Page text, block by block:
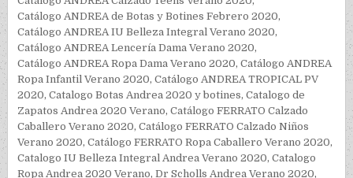
Catálogo ANDREA de Botas y Botines Febrero 2020,
Catálogo ANDREA IU Belleza Integral Verano 2020,
Catálogo ANDREA Lencería Dama Verano 2020,
Catálogo ANDREA Ropa Dama Verano 2020,Catálogo ANDREA
Ropa Infantil Verano 2020,Catálogo ANDREA TROPICAL PV
2020,Catalogo Botas Andrea 2020 y botines,Catalogo de
Zapatos Andrea 2020 Verano,Catálogo FERRATO Calzado
Caballero Verano 2020,Catálogo FERRATO Calzado Niños
Verano 2020,Catálogo FERRATO Ropa Caballero Verano 2020,
Catalogo IU Belleza Integral Andrea Verano 2020,Catalogo
Ropa Andrea 2020 Verano,Dr Scholls Andrea Verano 2020,